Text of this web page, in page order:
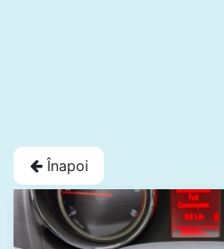
Înapoi